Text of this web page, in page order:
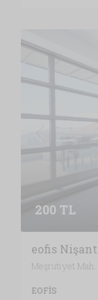
200 TL
eofis
EOFIS